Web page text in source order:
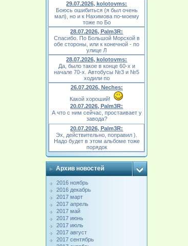
29.07.2026, kolotovms:
Боюсь ошибиться (я был очень
мал), но и к Нахимова по-моему
тоже по Бо
28.07.2026, Palm3R:
Спасибо. По Большой Морской в
обе стороны, или к конечной - по
улице Л
28.07.2026, kolotovms:
Да, было такое в конце 60-х и
начале 70-х. Автобусы №3 и №5
ходили по
26.07.2026, Neches:
Какой хороший!
20.07.2026, Palm3R:
А что с ним сейчас, простаивает у
завода?
20.07.2026, Palm3R:
Эх, действительно, поправил ).
Надо будет в этом альбоме тоже
порядок
Архив новостей
2016 ноябрь
2016 декабрь
2017 март
2017 апрель
2017 май
2017 июнь
2017 июль
2017 август
2017 сентябрь